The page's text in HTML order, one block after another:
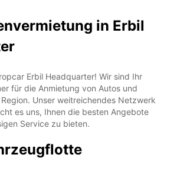
in Erbil
Erbil Headquarter! Wir sind Ihr
für die Anmietung von Autos und
Unser weitreichendes Netzwerk
es uns, Ihnen die besten Angebote
Service zu bieten.